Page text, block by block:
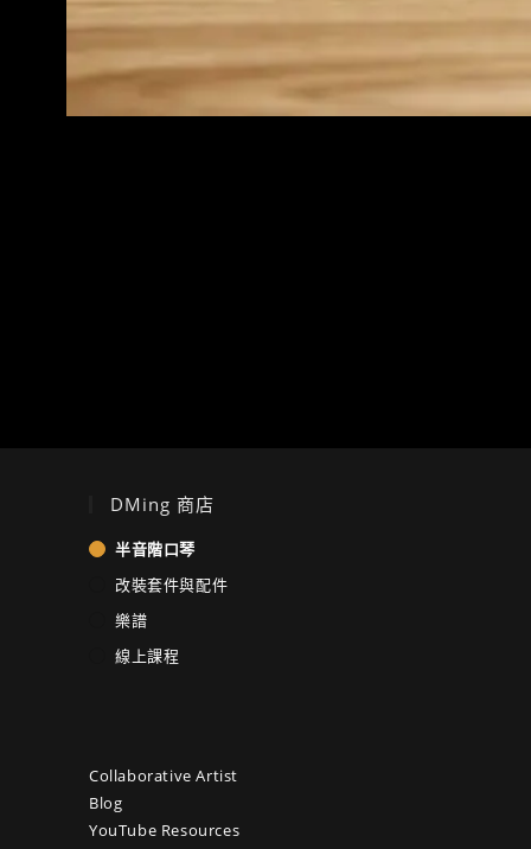
DMing 商店
半音階口琴
改裝套件與配件
樂譜
線上課程
Collaborative Artist
Blog
YouTube Resources